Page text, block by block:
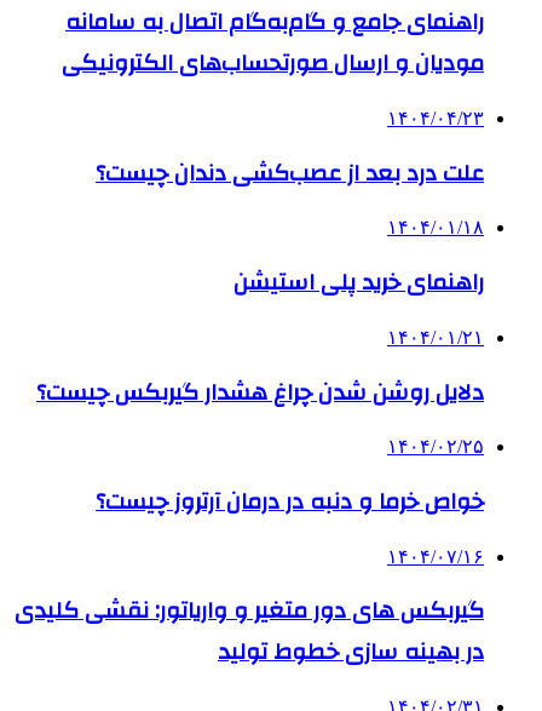
راهنمای جامع و گام‌به‌گام اتصال به سامانه
مودیان و ارسال صورتحساب‌های الکترونیکی
۱۴۰۴/۰۴/۲۳
علت درد بعد از عصب‌کشی دندان چیست؟
۱۴۰۴/۰۱/۱۸
راهنمای خرید پلی استیشن
۱۴۰۴/۰۱/۲۱
دلایل روشن شدن چراغ هشدار گیربکس چیست؟
۱۴۰۴/۰۲/۲۵
خواص خرما و دنبه در درمان آرتروز چیست؟
۱۴۰۴/۰۷/۱۶
گیربکس های دور متغیر و واریاتور: نقشی کلیدی
در بهینه سازی خطوط تولید